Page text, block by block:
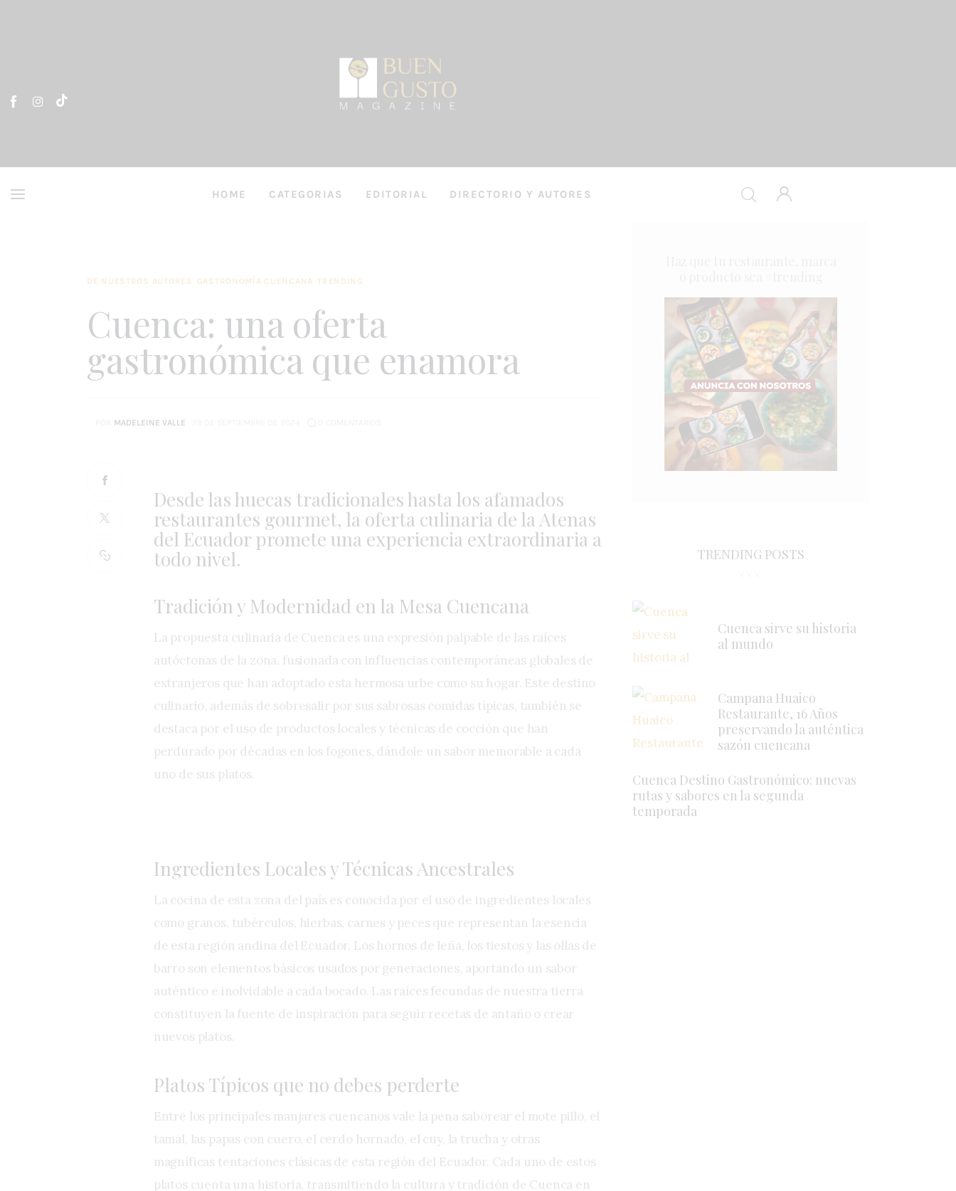
HOME CATEGORIAS EDITORIAL DIRECTORIO Y AUTORES
DE NUESTROS AUTORES GASTRONOMÍA CUENCANA TRENDING
Cuenca: una oferta
gastronómica que enamora
MADELEINE VALLE
Desde las huecas tradicionales hasta los afamados
restaurantes gourmet, la oferta culinaria de la Atenas
del Ecuador promete una experiencia extraordinaria a
todo nivel.
Tradición y Modernidad en la Mesa Cuencana
La propuesta culinaria de Cuenca es una expresión palpable de las raíces
autóctonas de la zona, fusionada con influencias contemporáneas globales de
extranjeros que han adoptado esta hermosa urbe como su hogar. Este destino
culinario, además de sobresalir por sus sabrosas comidas típicas, también se
destaca por el uso de productos locales y técnicas de cocción que han
perdurado por décadas en los fogones, dándole un sabor memorable a cada
uno de sus platos.
Ingredientes Locales y Técnicas Ancestrales
La cocina de esta zona del país es conocida por el uso de ingredientes locales
como granos, tubérculos, hierbas, carnes y peces que representan la esencia
de esta región andina del Ecuador. Los hornos de leña, los tiestos y las ollas de
barro son elementos básicos usados por generaciones, aportando un sabor
auténtico e inolvidable a cada bocado. Las raíces fecundas de nuestra tierra
constituyen la fuente de inspiración para seguir recetas de antaño o crear
nuevos platos.
Platos Típicos que no debes perderte
Entre los principales manjares cuencanos vale la pena saborear el mote pillo, el
tamal, las papas con cuero, el cerdo hornado, el cuy, la trucha y otras
magníficas tentaciones clásicas de esta región del Ecuador. Cada uno de estos
platos cuenta una historia, transmitiendo la cultura y tradición de Cuenca en
TRENDING POSTS
Cuenca sirve su historia
al mundo
Campana Huaico
Restaurante, 16 Años
preservando la auténtica
sazón cuencana
Cuenca Destino Gastronómico: nuevas
rutas y sabores en la segunda
temporada